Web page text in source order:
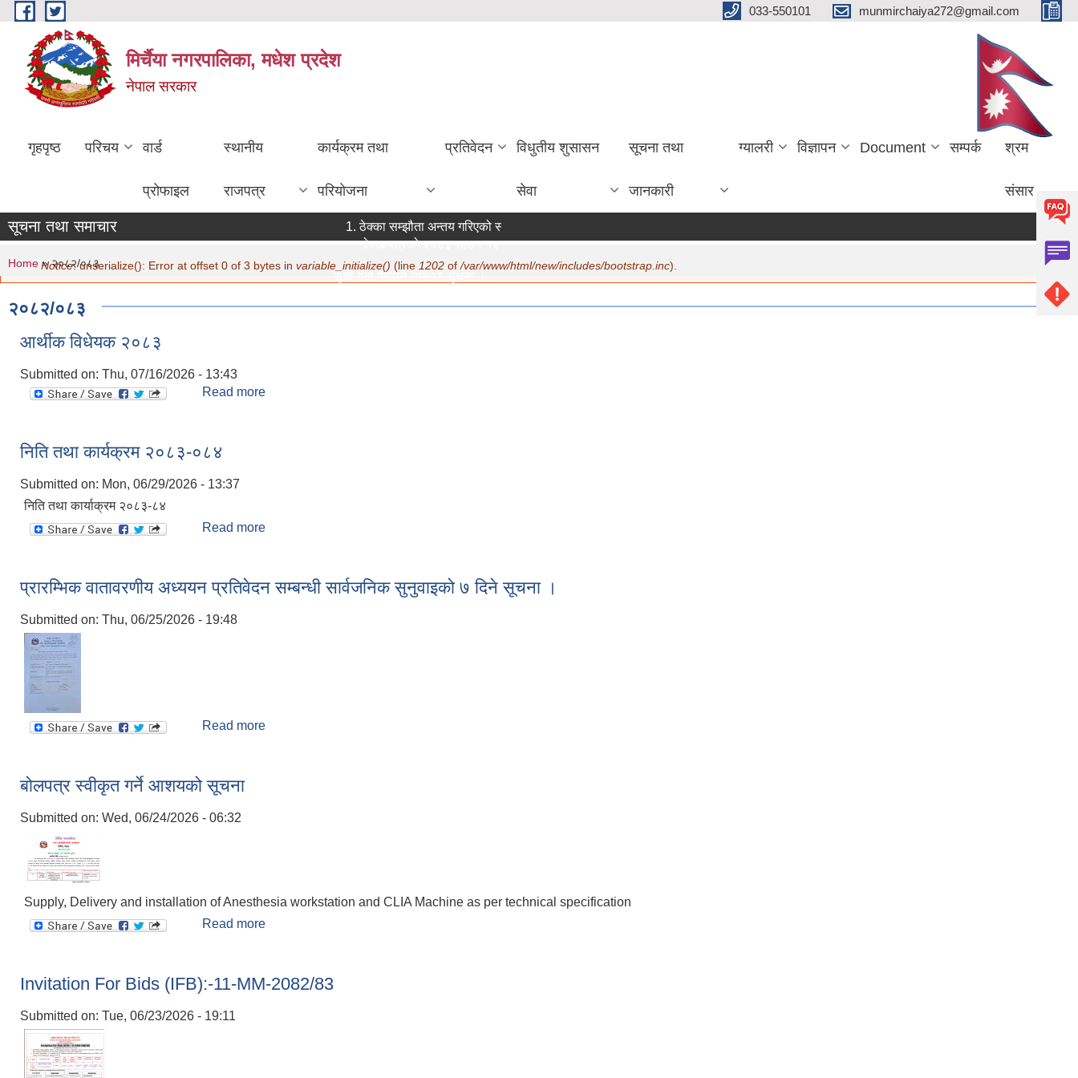
Skip to main content 033-550101 munmirchaiya272@gmail.com
मिर्चैया नगरपालिका, मधेश प्रदेश
नेपाल सरकार
गृहपृष्ठ परिचय वार्ड
प्रोफाइल
स्थानीय
राजपत्र
कार्यक्रम तथा
परियोजना
प्रतिवेदन विधुतीय शुसासन
सेवा
सूचना तथा
जानकारी
ग्यालरी विज्ञापन Document सम्पर्क श्रम
संसार
सूचना तथा समाचार
ठेक्का सम्झौता अन्तय गरिएको सम्बन्धी सूचना ।
गोरखापत्रको २०८३ साउन १२ गते मा सूचना प्रकाशन ।
सूची दर्ता गराउने सम्बन्धी सूचना ।
Error message
Notice: unserialize(): Error at offset 0 of 3 bytes in variable_initialize() (line 1202 of/var/www/html/new/includes/bootstrap.inc).
You are here
Home » २०८२/०८३
२०८२/०८३
आर्थीक विधेयक २०८३
Submitted on: Thu, 07/16/2026 - 13:43
Read more
निति तथा कार्यक्रम २०८३-०८४
Submitted on: Mon, 06/29/2026 - 13:37
निति तथा कार्याक्रम २०८३-८४
Read more
प्रारम्भिक वातावरणीय अध्ययन प्रतिवेदन सम्बन्धी सार्वजनिक सुनुवाइको ७ दिने सूचना ।
Submitted on: Thu, 06/25/2026 - 19:48
Read more
बोलपत्र स्वीकृत गर्ने आशयको सूचना
Submitted on: Wed, 06/24/2026 - 06:32
Supply, Delivery and installation of Anesthesia workstation and CLIA Machine as per technical specification
Read more
Invitation For Bids (IFB):-11-MM-2082/83
Submitted on: Tue, 06/23/2026 - 19:11